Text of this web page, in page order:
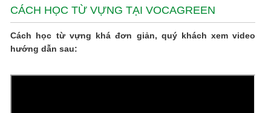
CÁCH HỌC TỪ VỰNG TẠI VOCAGREEN
Cách học từ vựng khá đơn giản, quý khách xem video
hướng dẫn sau: